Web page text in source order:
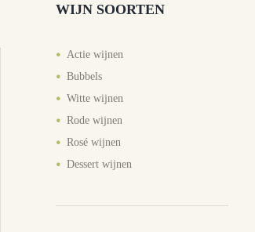
WIJN SOORTEN
Actie wijnen
Bubbels
Witte wijnen
Rode wijnen
Rosé wijnen
Dessert wijnen